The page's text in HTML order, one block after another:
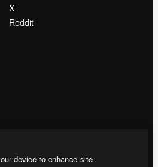
X
Reddit
device to enhance site